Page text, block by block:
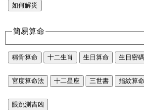
如何解災
簡易算命
稱骨算命 十二生肖 生日算命 生日密碼
宮度算命法 十二星座 三世書 指紋算命
眼跳測吉凶